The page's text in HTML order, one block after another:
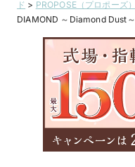
ド > PROPOSE（プロポーズ）
DIAMOND ～Diamond Dust～